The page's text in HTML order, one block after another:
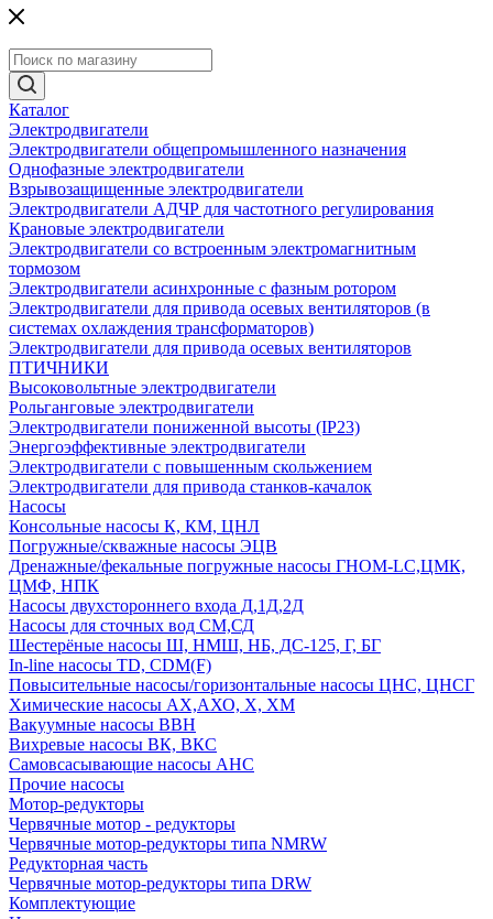
Каталог
Электродвигатели
Электродвигатели общепромышленного назначения
Однофазные электродвигатели
Взрывозащищенные электродвигатели
Электродвигатели АДЧР для частотного регулирования
Крановые электродвигатели
Электродвигатели со встроенным электромагнитным
тормозом
Электродвигатели асинхронные с фазным ротором
Электродвигатели для привода осевых вентиляторов (в
системах охлаждения трансформаторов)
Электродвигатели для привода осевых вентиляторов
ПТИЧНИКИ
Высоковольтные электродвигатели
Рольганговые электродвигатели
Электродвигатели пониженной высоты (IP23)
Энергоэффективные электродвигатели
Электродвигатели с повышенным скольжением
Электродвигатели для привода станков-качалок
Насосы
Консольные насосы К, КМ, ЦНЛ
Погружные/скважные насосы ЭЦВ
Дренажные/фекальные погружные насосы ГНОМ-LC,ЦМК,
ЦМФ, НПК
Насосы двухстороннего входа Д,1Д,2Д
Насосы для сточных вод СМ,СД
Шестерёные насосы Ш, НМШ, НБ, ДС-125, Г, БГ
In-line насосы TD, CDM(F)
Повысительные насосы/горизонтальные насосы ЦНС, ЦНСГ
Химические насосы АХ,АХО, Х, ХМ
Вакуумные насосы ВВН
Вихревые насосы ВК, ВКС
Самовсасывающие насосы АНС
Прочие насосы
Мотор-редукторы
Червячные мотор - редукторы
Червячные мотор-редукторы типа NMRW
Редукторная часть
Червячные мотор-редукторы типа DRW
Комплектующие